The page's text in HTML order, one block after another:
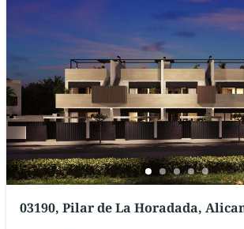
03190, Pilar de La Horadada,